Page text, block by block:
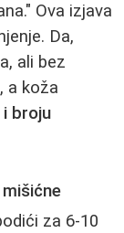
Ova izjava
Da,
ali bez
a koža
broju
za 6-10